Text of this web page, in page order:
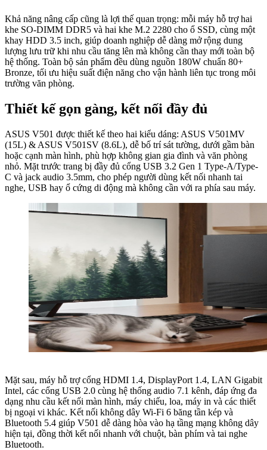
Khả năng nâng cấp cũng là lợi thế quan trọng: mỗi máy hỗ trợ hai
khe SO-DIMM DDR5 và hai khe M.2 2280 cho ổ SSD, cùng một
khay HDD 3.5 inch, giúp doanh nghiệp dễ dàng mở rộng dung
lượng lưu trữ khi nhu cầu tăng lên mà không cần thay mới toàn bộ
hệ thống. Toàn bộ sản phẩm đều dùng nguồn 180W chuẩn 80+
Bronze, tối ưu hiệu suất điện năng cho vận hành liên tục trong môi
trường văn phòng.
Thiết kế gọn gàng, kết nối đầy đủ
ASUS V501 được thiết kế theo hai kiểu dáng: ASUS ​V501MV
(15L) & ASUS ​V501SV (8.6L), dễ bố trí sát tường, dưới gầm bàn
hoặc cạnh màn hình, phù hợp không gian gia đình và văn phòng
nhỏ. Mặt trước trang bị đầy đủ cổng USB 3.2 Gen 1 Type-A/Type-
C và jack audio 3.5mm, cho phép người dùng kết nối nhanh tai
nghe, USB hay ổ cứng di động mà không cần với ra phía sau máy.
Mặt sau, máy hỗ trợ cổng HDMI 1.4, DisplayPort 1.4, LAN Gigabit
Intel, các cổng USB 2.0 cùng hệ thống audio 7.1 kênh, đáp ứng đa
dạng nhu cầu kết nối màn hình, máy chiếu, loa, máy in và các thiết
bị ngoại vi khác. Kết nối không dây Wi-Fi 6 băng tần kép và
Bluetooth 5.4 giúp V501 dễ dàng hòa vào hạ tầng mạng không dây
hiện tại, đồng thời kết nối nhanh với chuột, bàn phím và tai nghe
Bluetooth.